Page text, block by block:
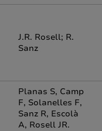
J.R. Rosell; R.
Sanz
Planas S, Camp
F, Solanelles F,
Sanz R, Escolà
A, Rosell JR.